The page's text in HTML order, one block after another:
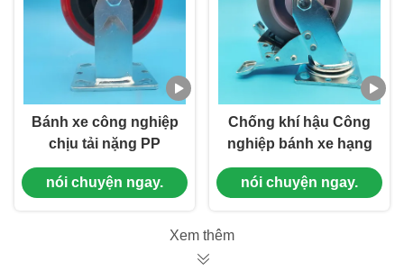
Bánh xe công nghiệp
chịu tải nặng PP
Bánh đơn 4" có
phanh bên Bánh xoay
cho xe đẩy hàng Siêu
nói chuyện ngay.
Chống khí hậu Công
nghiệp bánh xe hạng
nặng Đang tải TPR
Casters Single 8
nói chuyện ngay.
Xem thêm